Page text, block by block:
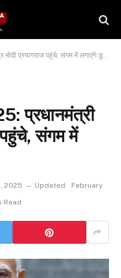
प्रयागराज पहुंचे, संगम में लगाएंगे डुबकी
प्रधानमंत्री
पहुंचे, संगम में
2025 Updated:
February
Read